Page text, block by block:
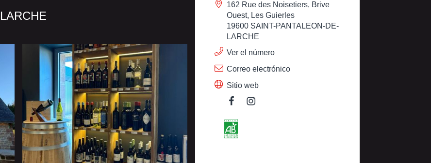
162 Rue des Noisetiers, Brive
Ouest, Les Guierles
19600 SAINT-PANTALEON-DE-
LARCHE
Ver el número
Correo electrónico
Sitio web